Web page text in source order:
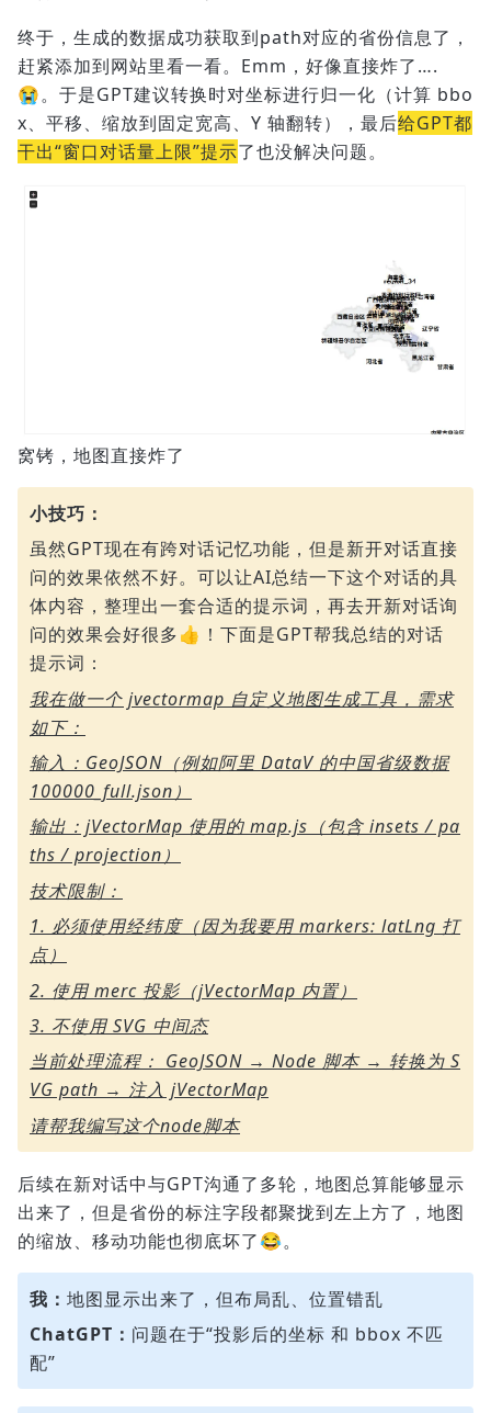
终于，生成的数据成功获取到path对应的省份信息了，
赶紧添加到网站里看一看。Emm，好像直接炸了….
😭。于是GPT建议转换时对坐标进行归一化（计算 bbo
x、平移、缩放到固定宽高、Y 轴翻转），最后给GPT都
干出“窗口对话量上限”提示了也没解决问题。
窝铐，地图直接炸了
小技巧：
虽然GPT现在有跨对话记忆功能，但是新开对话直接
问的效果依然不好。可以让AI总结一下这个对话的具
体内容，整理出一套合适的提示词，再去开新对话询
问的效果会好很多👍！下面是GPT帮我总结的对话
提示词：
我在做一个 jvectormap 自定义地图生成工具，需求
如下：
输入：GeoJSON（例如阿里 DataV 的中国省级数据
100000_full.json）
输出：jVectorMap 使用的 map.js（包含 insets / pa
ths / projection）
技术限制：
1. 必须使用经纬度（因为我要用 markers: latLng 打
点）
2. 使用 merc 投影（jVectorMap 内置）
3. 不使用 SVG 中间态
当前处理流程： GeoJSON → Node 脚本 → 转换为 S
VG path → 注入 jVectorMap
请帮我编写这个node脚本
后续在新对话中与GPT沟通了多轮，地图总算能够显示
出来了，但是省份的标注字段都聚拢到左上方了，地图
的缩放、移动功能也彻底坏了😂。
我： 地图显示出来了，但布局乱、位置错乱
ChatGPT： 问题在于“投影后的坐标 和 bbox 不匹
配”